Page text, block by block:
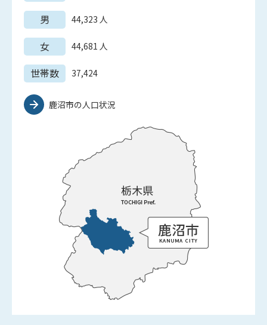
男 44,323 人
女 44,681 人
世帯数 37,424
鹿沼市の人口状況